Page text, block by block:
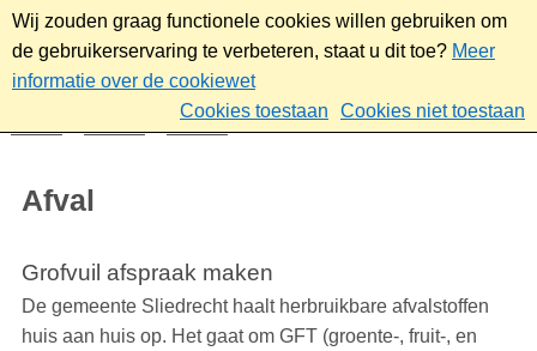
Wij zouden graag functionele cookies willen gebruiken om
de gebruikerservaring te verbeteren, staat u dit toe? Meer
informatie over de cookiewet
Cookies toestaan
Cookies niet toestaan
Wonen Afval
Afval
Grofvuil afspraak maken
De gemeente Sliedrecht haalt herbruikbare afvalstoffen
huis aan huis op. Het gaat om GFT (groente-, fruit-, en